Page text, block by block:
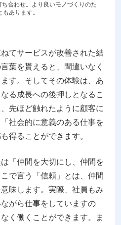
合わせ。より良いモノづくりのた
あります。
てサービスが改善された結
葉を貰えると、間違いなく
す。そしてその体験は、あ
る成長への後押しとなるこ
先ほど触れたように顧客に
社会的に意義のある仕事を
得ることができます。
「仲間を大切にし、仲間を
で言う「信頼」とは、仲間
味します。実際、社員もみ
がら仕事をしていますの
く働くことができます。ま